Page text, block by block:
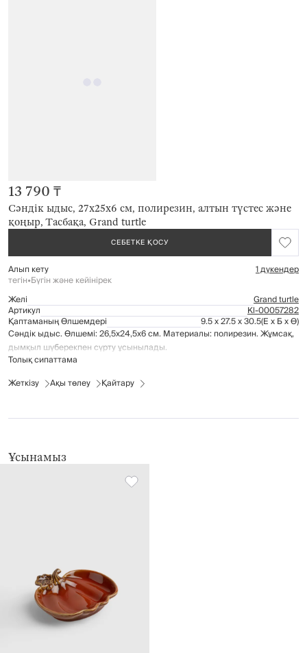
Сәндік ыдыс, 27х25х6 см, полирезин, алтын түстес және
қоңыр, Тасбақа, Grand turtle
13 790 ₸
СЕБЕТКЕ ҚОСУ
Алып кету 1 дүкендер
тегін•Бүгін және кейінірек
Желі
Grand turtle
Артикул Kl-00057282
Қаптаманың Өлшемдері 9.5 x 27.5 x 30.5(Е x Б x Ө)
Сәндік ыдыс. Өлшемі: 26,5х24,5х6 см. Материалы: полирезин. Жұмсақ,
дымқыл шүберекпен сүрту ұсынылады.
Толық сипаттама
Жеткізу
Ақы төлеу Қайтару
Ұсынамыз